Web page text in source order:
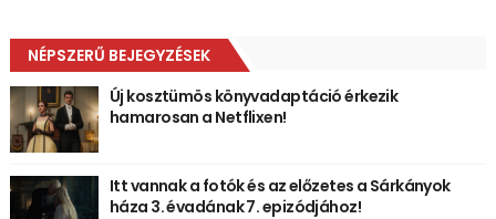
NÉPSZERŰ BEJEGYZÉSEK
Új kosztümös könyvadaptáció érkezik
hamarosan a Netflixen!
Itt vannak a fotók és az előzetes a Sárkányok
háza 3. évadának 7. epizódjához!